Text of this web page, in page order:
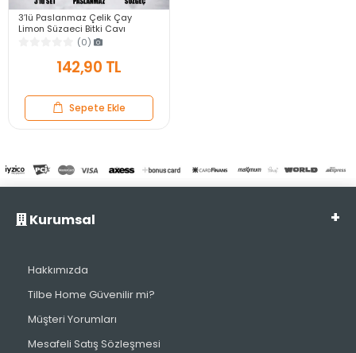
3’lü Paslanmaz Çelik Çay
Limon Süzgeci Bitki Çayı
Demleme Aparatı Mutfak İnce
Tel Çay Süzgeç Seti
(0)
142,90 TL
Sepete Ekle
Kurumsal
Hakkımızda
Tilbe Home Güvenilir mi?
Müşteri Yorumları
Mesafeli Satış Sözleşmesi